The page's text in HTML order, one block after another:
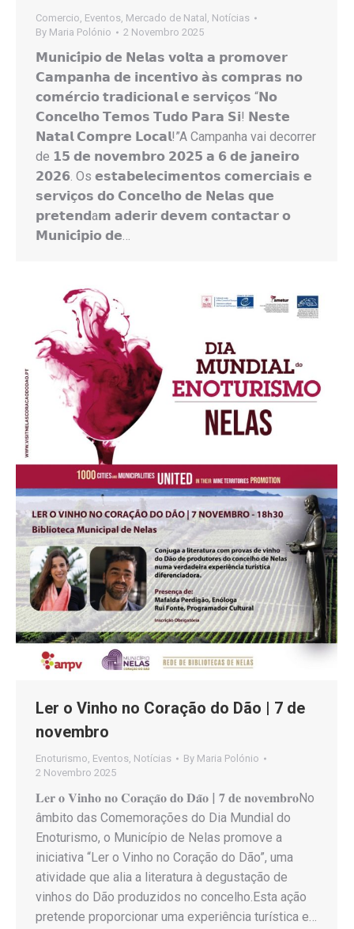
Comercio Eventos Mercado de Natal Notícias
By Maria Polónio 2 Novembro 2025
𝗠𝘂𝗻𝗶𝗰𝗶́𝗽𝗶𝗼 𝗱𝗲 𝗡𝗲𝗹𝗮𝘀 𝘃𝗼𝗹𝘁𝗮 𝗮 𝗽𝗿𝗼𝗺𝗼𝘃𝗲𝗿
𝗖𝗮𝗺𝗽𝗮𝗻𝗵𝗮 𝗱𝗲 𝗶𝗻𝗰𝗲𝗻𝘁𝗶𝘃𝗼 𝗮̀𝘀 𝗰𝗼𝗺𝗽𝗿𝗮𝘀 𝗻𝗼
𝗰𝗼𝗺𝗲́𝗿𝗰𝗶𝗼 𝘁𝗿𝗮𝗱𝗶𝗰𝗶𝗼𝗻𝗮𝗹 𝗲 𝘀𝗲𝗿𝘃𝗶𝗰̧𝗼𝘀 “𝗡𝗼
𝗖𝗼𝗻𝗰𝗲𝗹𝗵𝗼 𝗧𝗲𝗺𝗼𝘀 𝗧𝘂𝗱𝗼 𝗣𝗮𝗿𝗮 𝗦𝗶! 𝗡𝗲𝘀𝘁𝗲
𝗡𝗮𝘁𝗮𝗹 𝗖𝗼𝗺𝗽𝗿𝗲 𝗟𝗼𝗰𝗮𝗹!”A Campanha vai decorrer
de 𝟭𝟱 𝗱𝗲 𝗻𝗼𝘃𝗲𝗺𝗯𝗿𝗼 𝟮𝟬𝟮𝟱 𝗮 𝟲 𝗱𝗲 𝗷𝗮𝗻𝗲𝗶𝗿𝗼
𝟮𝟬𝟮𝟲. Os 𝗲𝘀𝘁𝗮𝗯𝗲𝗹𝗲𝗰𝗶𝗺𝗲𝗻𝘁𝗼𝘀 𝗰𝗼𝗺𝗲𝗿𝗰𝗶𝗮𝗶𝘀 𝗲
𝘀𝗲𝗿𝘃𝗶𝗰̧𝗼𝘀 𝗱𝗼 𝗖𝗼𝗻𝗰𝗲𝗹𝗵𝗼 𝗱𝗲 𝗡𝗲𝗹𝗮𝘀 𝗾𝘂𝗲
𝗽𝗿𝗲𝘁𝗲𝗻𝗱a𝗺 𝗮𝗱𝗲𝗿𝗶𝗿 𝗱𝗲𝘃𝗲𝗺 𝗰𝗼𝗻𝘁𝗮𝗰𝘁𝗮𝗿 𝗼
𝗠𝘂𝗻𝗶𝗰𝗶́𝗽𝗶𝗼 𝗱𝗲…
Ler o Vinho no Coração do Dão | 7 de
novembro
Enoturismo, Eventos, Notícias By Maria Polónio
2 Novembro 2025
𝐋𝐞𝐫 𝐨 𝐕𝐢𝐧𝐡𝐨 𝐧𝐨 𝐂𝐨𝐫𝐚𝐜̧𝐚̃𝐨 𝐝𝐨 𝐃𝐚̃𝐨 | 𝟕 𝐝𝐞 𝐧𝐨𝐯𝐞𝐦𝐛𝐫𝐨No
âmbito das Comemorações do Dia Mundial do
Enoturismo, o Município de Nelas promove a
iniciativa “Ler o Vinho no Coração do Dão”, uma
atividade que alia a literatura à degustação de
vinhos do Dão produzidos no concelho.Esta ação
pretende proporcionar uma experiência turística e…